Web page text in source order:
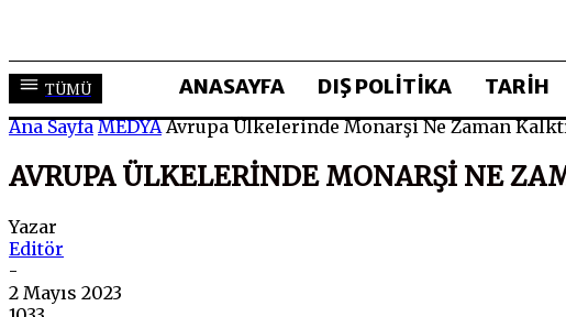
TÜMÜ ANASAYFA DIŞ POLİTİKA TARİH
Ana Sayfa MEDYA Avrupa Ülkelerinde Monarşi Ne Zaman
AVRUPA ÜLKELERINDE MONARŞI NE
Yazar
Editör
-
2 Mayıs 2023